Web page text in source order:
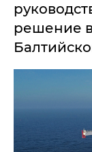
решение